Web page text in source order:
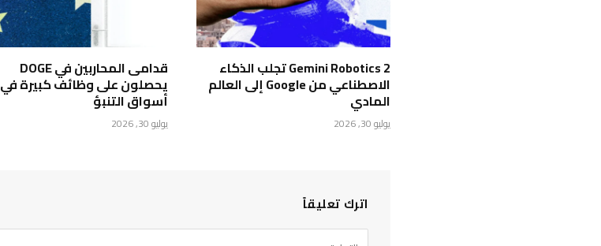
Gemini Robotics 2 تجلب الذكاء
الاصطناعي من Google إلى العالم
المادي
يوليو 30, 2026
قدامى المحاربين في DOGE
يحصلون على وظائف كبيرة في
أسواق التنبؤ
يوليو 30, 2026
اترك تعليقاً